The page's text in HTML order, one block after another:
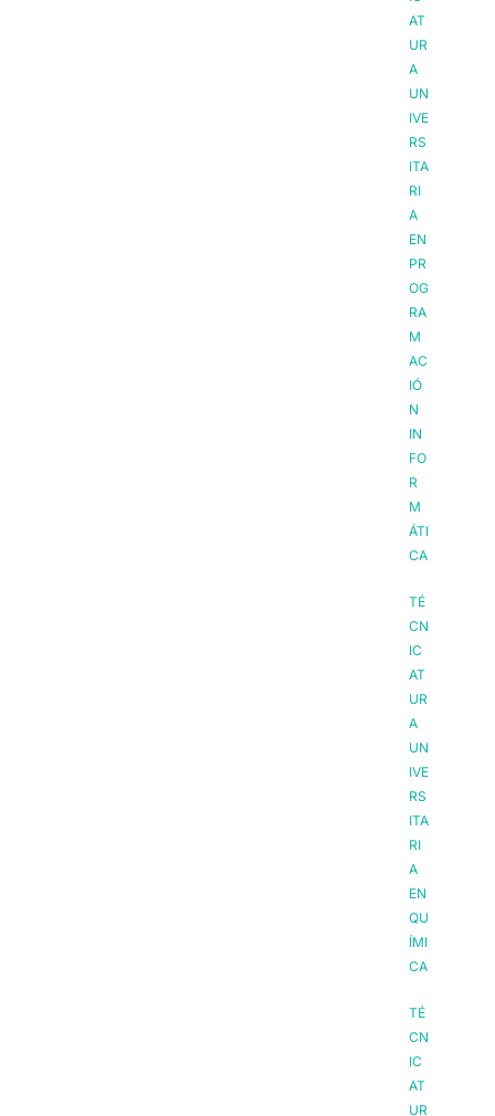
AT
UR
A
UN
IVE
RS
ITA
RI
A
EN
PR
OG
RA
M
AC
IÓ
N
IN
FO
R
M
ÁTI
CA
TÉ
CN
IC
AT
UR
A
UN
IVE
RS
ITA
RI
A
EN
QU
ÍMI
CA
TÉ
CN
IC
AT
UR